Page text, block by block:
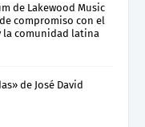
de Lakewood Music
compromiso con el
la comunidad latina
de José David